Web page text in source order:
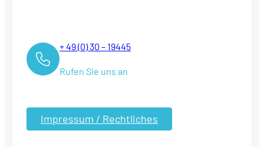
+ 49 (0) 30 – 19445
Rufen Sie uns an
Impressum / Rechtliches